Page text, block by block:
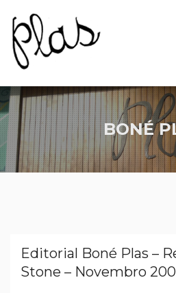
BONÉ
Editorial Boné Plas –
Stone – Novembro